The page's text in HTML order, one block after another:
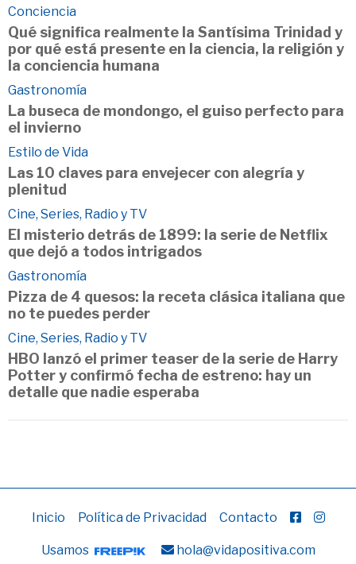
Conciencia
Qué significa realmente la Santísima Trinidad y
por qué está presente en la ciencia, la religión y
la conciencia humana
Gastronomía
La buseca de mondongo, el guiso perfecto para
el invierno
Estilo de Vida
Las 10 claves para envejecer con alegría y
plenitud
Cine, Series, Radio y TV
El misterio detrás de 1899: la serie de Netflix
que dejó a todos intrigados
Gastronomía
Pizza de 4 quesos: la receta clásica italiana que
no te puedes perder
Cine, Series, Radio y TV
HBO lanzó el primer teaser de la serie de Harry
Potter y confirmó fecha de estreno: hay un
detalle que nadie esperaba
Inicio Política de Privacidad Contacto
Usamos hola@vidapositiva.com